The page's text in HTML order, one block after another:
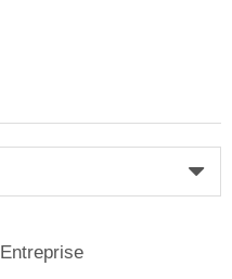
Entreprise